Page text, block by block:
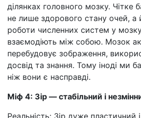
ділянках головного мозку. Чітке
не лише здорового стану очей, а
роботи численних систем у
взаємодіють між собою. Мозок
перебудовує зображення,
досвід та знання. Тому іноді ми
ніж вони є насправді.
Міф 4: Зір — стабільний і
Реальність: Зір дуже пластичний